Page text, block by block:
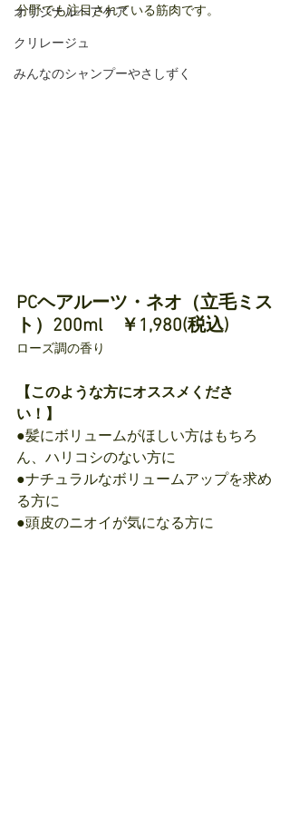
オリジナルヘアケア
クリレージュ
みんなのシャンプーやさしずく
分野でも注目されている筋肉です。
PCヘアルーツ・ネオ（立毛ミス
ト）200ml　￥1,980(税込)
ローズ調の香り
【このような方にオススメくださ
い！】
●髪にボリュームがほしい方はもちろ
ん、ハリコシのない方に
●ナチュラルなボリュームアップを求め
る方に
●頭皮のニオイが気になる方に